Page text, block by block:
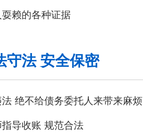
赖的各种证据
法 安全保密
绝不给债务委托人来带来麻烦
导收账 规范合法